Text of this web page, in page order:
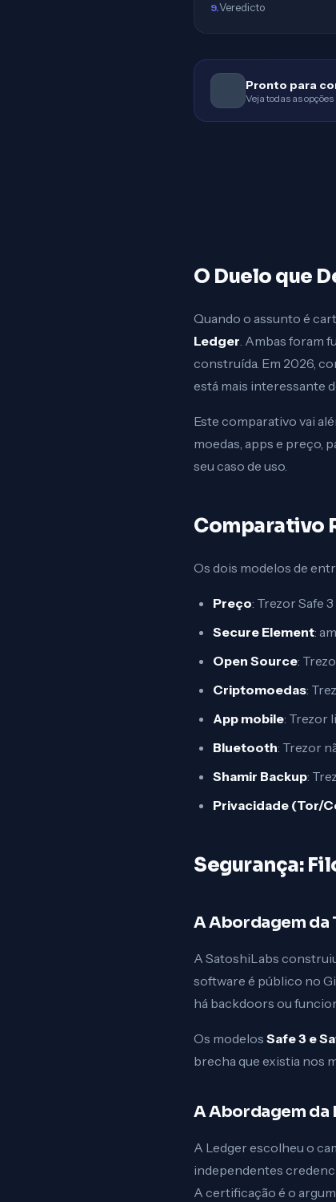
9.Veredicto
Pronto para
Veja todas as
O Duelo que
Quando o assunto é
Ledger. Ambas foram
construída. Em 2026,
está mais interessante
Este comparativo vai
moedas, apps e preço,
seu caso de uso.
Comparativo
Os dois modelos de
Preço: Trezor Safe
Secure Element:
Open Source:
Criptomoedas:
App mobile: Trezor
Bluetooth: Trezor
Shamir Backup:
Privacidade (Tor/
Segurança:
A Abordagem da
A SatoshiLabs
software é público no
há backdoors ou
Os modelos Safe 3 e
brecha que existia nos
A Abordagem da
A Ledger escolheu o
independentes
A certificação é o